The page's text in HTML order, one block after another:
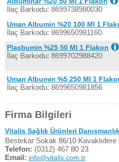
İlaç Barkodu: 8699738980030
Uman Albumin %20 100 Ml 1
İlaç Barkodu: 8699650981160
Plasbumin %25 50 Ml 1 Flakon
İlaç Barkodu: 8699702988420
Uman Albumin %5 250 Ml 1
İlaç Barkodu: 8699650981856
Firma Bilgileri
Vitalis Sağlık Ürünleri
Bestekar Sokak 86/10
Telefon: (0312) 467 80 23
Email: info@vitalis.com.tr